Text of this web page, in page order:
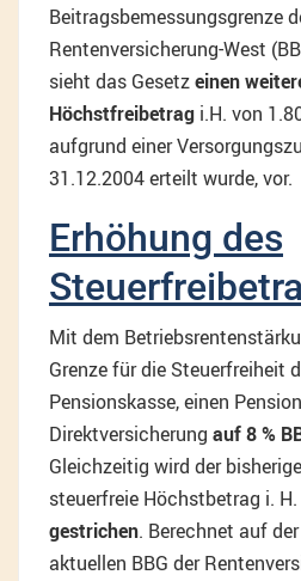
Beitragsbemessungsgrenze
Rentenversicherung-West
sieht das Gesetzeinen
Höchstfreibetrag i.H. von
aufgrund einer
31.12.2004 erteilt wurde, vor.
Erhöhung des
Mit dem
Grenze für die Steuerfreiheit
Pensionskasse, einen
Direktversicherung auf 8 %
Gleichzeitig wird der
steuerfreie Höchstbetrag i.
gestrichen. Berechnet auf
aktuellen BBG der